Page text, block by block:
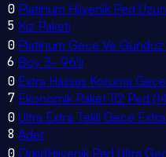
0
5
Platinum Hijyenik Ped
Kız Paketi
0
6
Platinum Gece Ve
Boy 3- 96'lı
0
7
Extra Hassas Koruma
Ekonomik Paket 112 Ped
0
8
Ultra Extra Tekli Gece
Adet
OrkidHijyenik Ped Ultra